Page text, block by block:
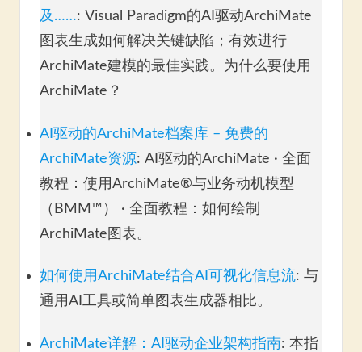
及……: Visual Paradigm的AI驱动ArchiMate
图表生成如何解决关键缺陷；有效进行
ArchiMate建模的最佳实践。为什么要使用
ArchiMate？
AI驱动的ArchiMate档案库 – 免费的
ArchiMate资源: AI驱动的ArchiMate · 全面
教程：使用ArchiMate®与业务动机模型
（BMM™） · 全面教程：如何绘制
ArchiMate图表。
如何使用ArchiMate结合AI可视化信息流: 与
通用AI工具或简单图表生成器相比。
ArchiMate详解：AI驱动企业架构指南: 本指